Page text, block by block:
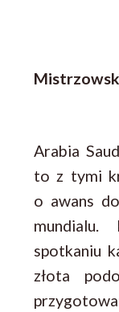
Arabia
to z tymi
o awans
spotkaniu
złota